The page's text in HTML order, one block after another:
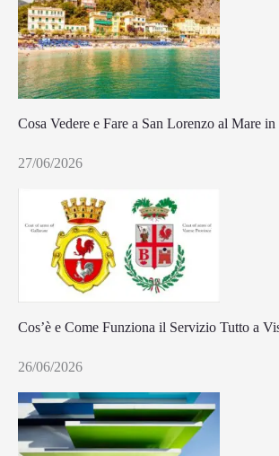
Cosa Vedere e Fare a San Lorenzo al Mare
27/06/2026
Cos’è e Come Funziona il Servizio Tutto a
26/06/2026